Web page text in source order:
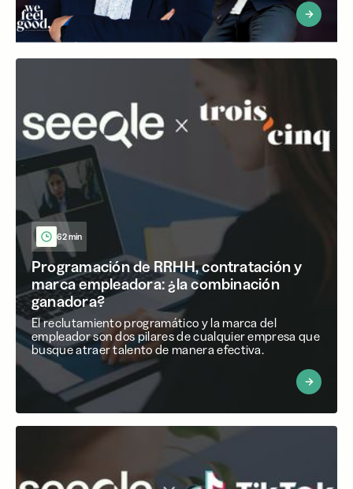
62 min
Programación de RRHH, contratación y
marca empleadora: ¿la combinación
ganadora?
El reclutamiento programático y la marca del
empleador son dos pilares de cualquier empresa que
busque atraer talento de manera efectiva.